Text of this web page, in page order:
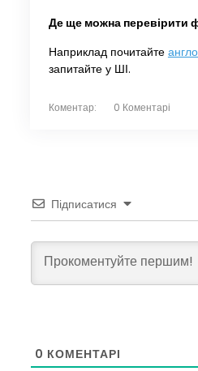
Де ще можна перевірити
Наприклад почитайте
запитайте у ШІ.
Коментар: 0 Коментарі
Підписатися
0 КОМЕНТАРІ